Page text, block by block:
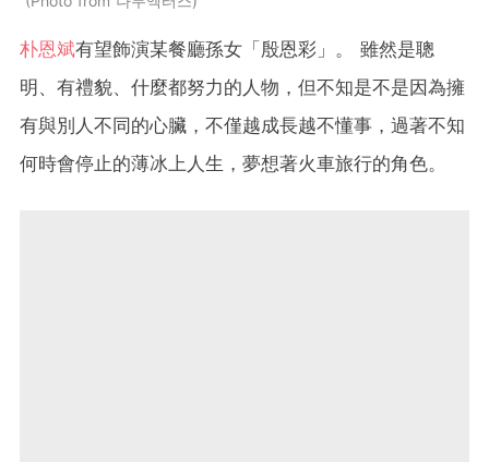
朴恩斌有望飾演某餐廳孫女「殷恩彩」。 雖然是聰
明、有禮貌、什麼都努力的人物，但不知是不是因為擁
有與別人不同的心臟，不僅越成長越不懂事，過著不知
何時會停止的薄冰上人生，夢想著火車旅行的角色。